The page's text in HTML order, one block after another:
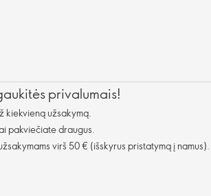
privalumais!
kiekvieną užsakymą.
pakviečiate draugus.
virš 50 € (išskyrus pristatymą į namus).